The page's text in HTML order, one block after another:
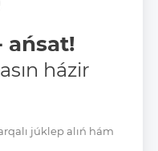
ańsat!
házir
júklep alıń hám